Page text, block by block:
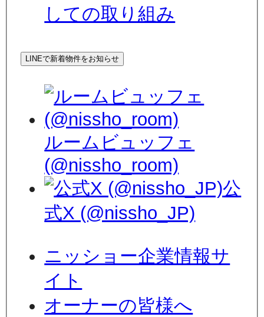
しての取り組み
LINEで新着物件をお知らせ
ルームビュッフェ
(@nissho_room)
公
式X (@nissho_JP)
ニッショー企業情報サ
イト
オーナーの皆様へ